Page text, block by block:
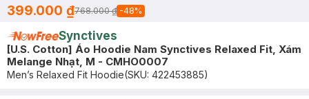
399.000 ₫768.000 ₫ -48%
Synctives
[U.S. Cotton] Áo Hoodie Nam Synctives Relaxed Fit, Xám
Melange Nhạt, M - CMHO0007
Men’s Relaxed Fit Hoodie(SKU: 422453885)